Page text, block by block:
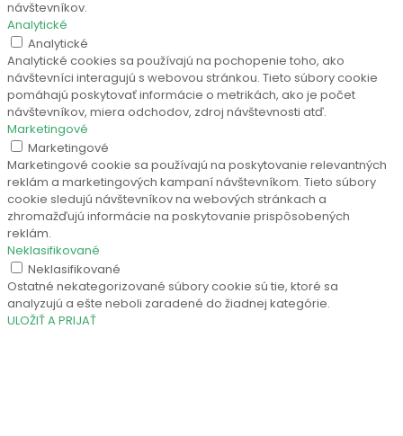
návštevníkov.
Analytické
Analytické
Analytické cookies sa používajú na pochopenie toho, ako
návštevníci interagujú s webovou stránkou. Tieto súbory cookie
pomáhajú poskytovať informácie o metrikách, ako je počet
návštevníkov, miera odchodov, zdroj návštevnosti atď.
Marketingové
Marketingové
Marketingové cookie sa používajú na poskytovanie relevantných
reklám a marketingových kampaní návštevníkom. Tieto súbory
cookie sledujú návštevníkov na webových stránkach a
zhromažďujú informácie na poskytovanie prispôsobených
reklám.
Neklasifikované
Neklasifikované
Ostatné nekategorizované súbory cookie sú tie, ktoré sa
analyzujú a ešte neboli zaradené do žiadnej kategórie.
ULOŽIŤ A PRIJAŤ